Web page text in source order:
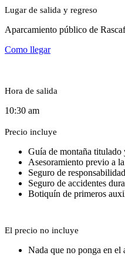
Lugar de salida y regreso
Aparcamiento público de
Como llegar
Hora de salida
10:30 am
Precio incluye
Guía de montaña
Asesoramiento previo a
Seguro de
Seguro de accidentes
Botiquín de primeros
El precio no incluye
Nada que no ponga en el